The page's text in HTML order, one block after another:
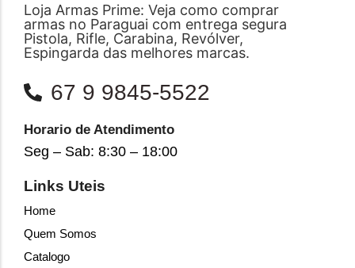
Loja Armas Prime: Veja como comprar
armas no Paraguai com entrega segura
Pistola, Rifle, Carabina, Revólver,
Espingarda das melhores marcas.
67 9 9845-5522
Horario de Atendimento
Seg – Sab: 8:30 – 18:00
Links Uteis
Home
Quem Somos
Catalogo